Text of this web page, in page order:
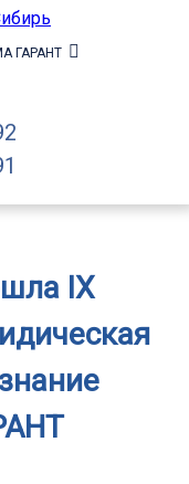
ГАРАНТ
IX